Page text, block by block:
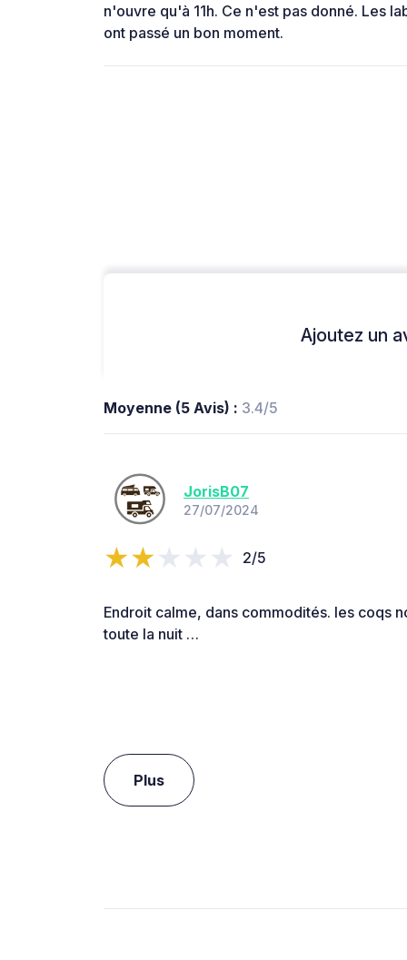
n'ouvre qu'à 11h. Ce n'est pas donné. Les
ont passé un bon moment.
Ajoutez un
Moyenne (5 Avis) : 3.4/5
JorisB07
27/07/2024
2/5
Endroit calme, dans commodités. les coqs
toute la nuit …
Plus